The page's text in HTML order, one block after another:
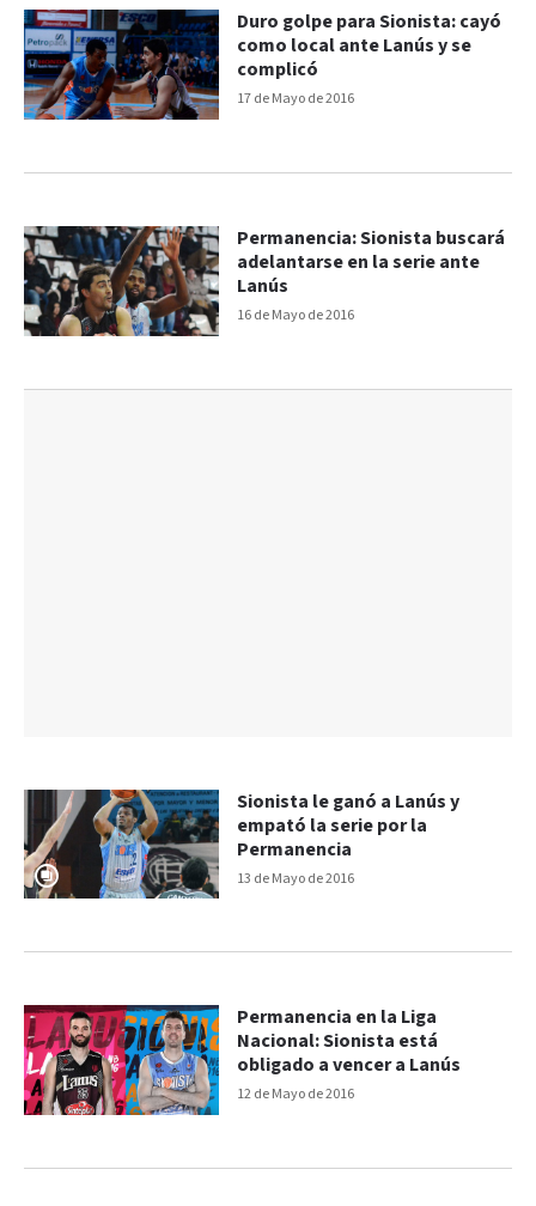
17 de Mayo de 2016
Duro golpe para Sionista: cayó
como local ante Lanús y se
complicó
16 de Mayo de 2016
Permanencia: Sionista buscará
adelantarse en la serie ante
Lanús
13 de Mayo de 2016
Sionista le ganó a Lanús y
empató la serie por la
Permanencia
12 de Mayo de 2016
Permanencia en la Liga
Nacional: Sionista está
obligado a vencer a Lanús